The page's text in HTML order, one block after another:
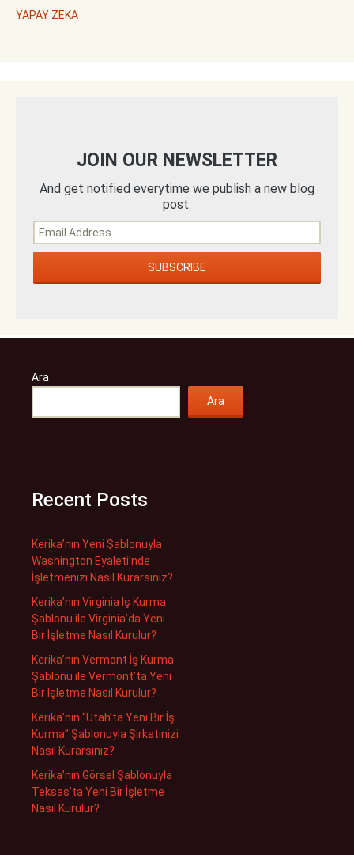
YAPAY ZEKA
JOIN OUR NEWSLETTER
And get notified everytime we publish a new blog
post.
Ara
Ara
Recent Posts
Kerika’nın Yeni Şablonuyla
Washington Eyaleti’nde
İşletmenizi Nasıl Kurarsınız?
Kerika’nın Virginia İş Kurma
Şablonu ile Virginia’da Yeni
Bir İşletme Nasıl Kurulur?
Kerika’nın Vermont İş Kurma
Şablonu ile Vermont’ta Yeni
Bir İşletme Nasıl Kurulur?
Kerika’nın “Utah’ta Yeni Bir İş
Kurma” Şablonuyla Şirketinizi
Nasıl Kurarsınız?
Kerika’nın Görsel Şablonuyla
Teksas’ta Yeni Bir İşletme
Nasıl Kurulur?